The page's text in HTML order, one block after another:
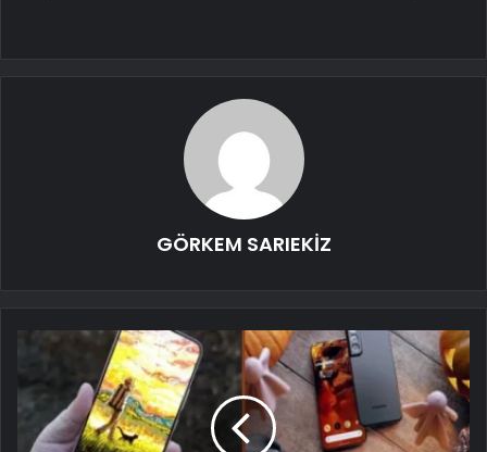
GÖRKEM SARIEKİZ